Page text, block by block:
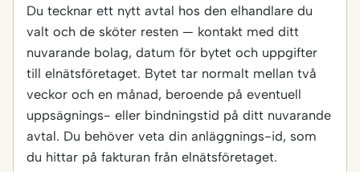
Du tecknar ett nytt avtal hos den elhandlare du
valt och de sköter resten — kontakt med ditt
nuvarande bolag, datum för bytet och uppgifter
till elnätsföretaget. Bytet tar normalt mellan två
veckor och en månad, beroende på eventuell
uppsägnings- eller bindningstid på ditt nuvarande
avtal. Du behöver veta din anläggnings-id, som
du hittar på fakturan från elnätsföretaget.